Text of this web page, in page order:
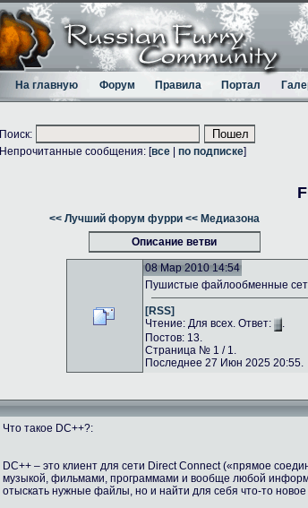
На главную Форум Правила Портал
Поиск:
Непрочитанные сообщения: [все по подписке]
<< Лучший форум фурри << Медиазона
Описание ветви
08 Мар 2010 14:54
Пушистые файлообменные
[RSS]
Чтение: Для всех. Ответ:
.
Постов: 13.
Страница № 1 / 1.
Последнее 27 Июн 2025 20:55.
Что такое DC++?:
DC++ – это клиент для сети Direct Connect («прямое
музыкой, фильмами, программами и вообще любой
отыскать нужные файлы, но и найти для себя что-то